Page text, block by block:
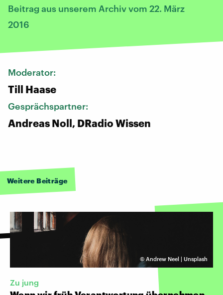
Beitrag aus unserem Archiv vom 22. März
2016
Moderator:
Till Haase
Gesprächspartner:
Andreas Noll, DRadio Wissen
Weitere Beiträge
© Andrew Neel | Unsplash
Zu jung